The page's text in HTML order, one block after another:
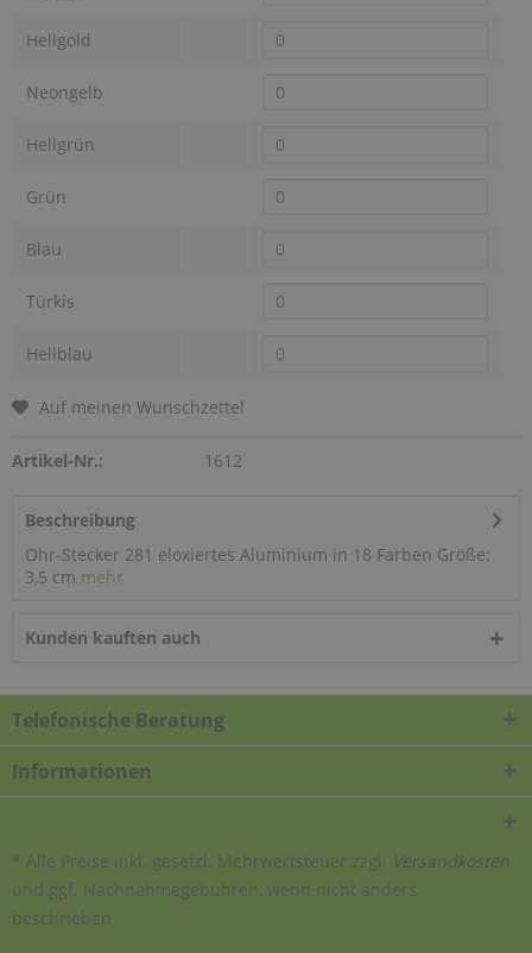
Hellgold
Neongelb
Hellgrün
Grün
Blau
Türkis
Hellblau
Auf meinen Wunschzettel
Artikel-Nr.: 1612
Beschreibung
Ohr-Stecker 281 eloxiertes Aluminium in 18 Farben Größe:
3,5 cm mehr
Kunden kauften auch
Telefonische Beratung
Informationen
* Alle Preise inkl. gesetzl. Mehrwertsteuer zzgl.
Versandkosten
und ggf. Nachnahmegebühren, wenn nicht anders
beschrieben